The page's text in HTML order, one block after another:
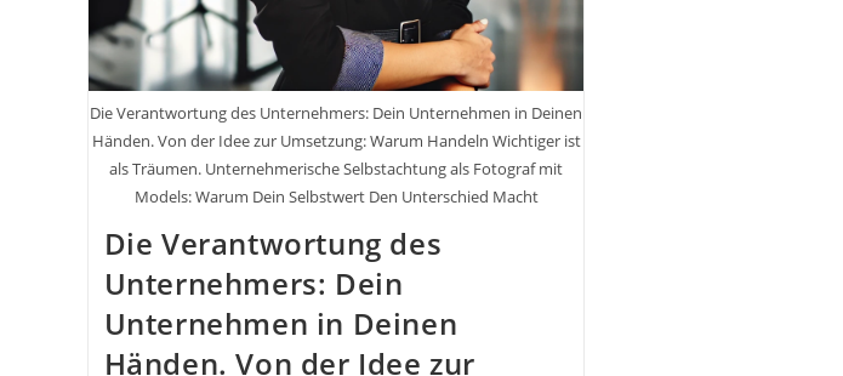
Die Verantwortung des Unternehmers: Dein Unternehmen in Deinen
Händen. Von der Idee zur Umsetzung: Warum Handeln Wichtiger ist
als Träumen. Unternehmerische Selbstachtung als Fotograf mit
Models: Warum Dein Selbstwert Den Unterschied Macht
Die Verantwortung des
Unternehmers: Dein
Unternehmen in Deinen
Händen. Von der Idee zur